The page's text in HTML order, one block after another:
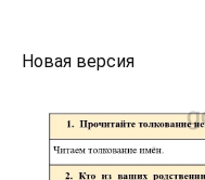
Новая версия